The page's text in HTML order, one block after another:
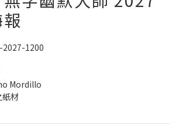
2027-1200
Mordillo
紙材